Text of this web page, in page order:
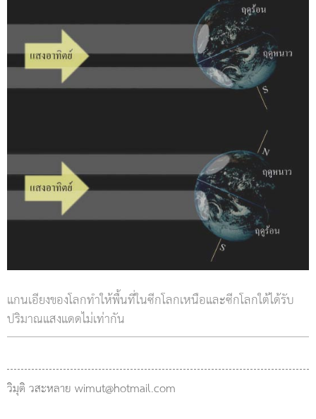
แกนเอียงของโลกทำให้พื้นที่ในซีกโลกเหนือและซีกโลกใต้ได้รับ
ปริมาณแสงแดดไม่เท่ากัน
วิมุติ วสะหลาย wimut@hotmail.com